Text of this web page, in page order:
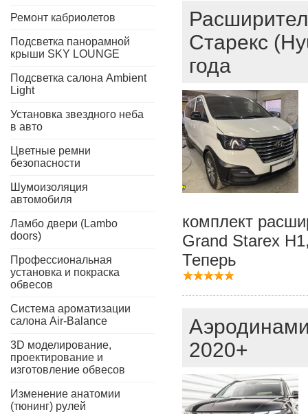
Ремонт кабриолетов
Подсветка панорамной
крыши SKY LOUNGE
Подсветка салона Ambient
Light
Установка звездного неба
в авто
Цветные ремни
безопасности
Шумоизоляция
автомобиля
Ламбо двери (Lambo
doors)
Профессиональная
установка и покраска
обвесов
Система ароматизации
салона Air-Balance
3D моделирование,
проектирование и
изготовление обвесов
Изменение анатомии
(тюнинг) рулей
Старекс
года
комплект
Grand Starex
Теперь
2020+